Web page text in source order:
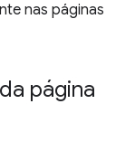
nas páginas
página